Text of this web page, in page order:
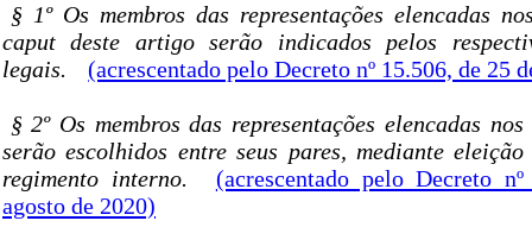
§ 1º Os membros das representações elencadas
caput deste artigo serão indicados pelos
legais.
(acrescentado pelo Decreto nº 15.506, de 25
§ 2º Os membros das representações elencadas
serão escolhidos entre seus pares, mediante eleição
regimento interno.
(acrescentado pelo Decreto
agosto de 2020)